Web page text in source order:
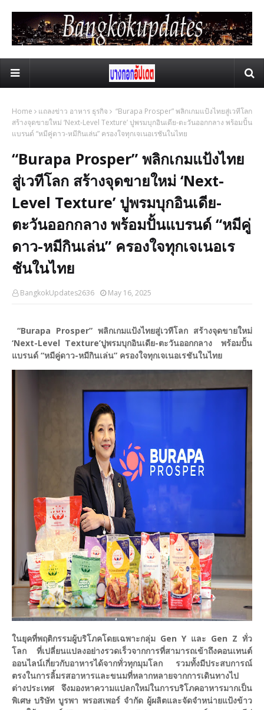
Home แถลงข่าว อาหาร ธุรกิจ
“Burapa Prosper” พลิกเกมแป้งไทยสู่เวทีโลก
สร้างจุดขายใหม่ ‘Next-Level Texture’ ปูพรมบุกอินเดีย-ตะวันออกกลาง พร้อมปั้น
แบรนด์ “หมีคู่ดาว-หมีกินเล่น” ครองใจทุกเจเนอเรชันในไทย
“Burapa Prosper” พลิกเกมแป้งไทย
สู่เวทีโลก สร้างจุดขายใหม่ ‘Next-
Level Texture’ ปูพรมบุกอินเดีย-
ตะวันออกกลาง พร้อมปั้นแบรนด์ “หมีคู่
ดาว-หมีกินเล่น” ครองใจทุกเจเนอเร
ชันในไทย
BangkokUpdates2636 May 16, 2025
“Burapa Prosper” พลิกเกมแป้งไทยสู่เวทีโลก สร้างจุดขายใหม่
‘Next-Level Texture’ปูพรมบุกอินเดีย-ตะวันออกกลาง พร้อมปั้น
แบรนด์ “หมีคู่ดาว-หมีกินเล่น” ครองใจทุกเจเนอเรชันในไทย
ในยุคที่พฤติกรรมผู้บริโภคโดยเฉพาะกลุ่ม Gen Y และ Gen Z ทั่ว
โลก ที่เปลี่ยนแปลงอย่างรวดเร็วจากการที่สามารถเข้าถึงคอนเทนต์
ออนไลน์เกี่ยวกับอาหารได้จากทั่วทุกมุมโลก รวมทั้งมีประสบการณ์
ตรงในการลิ้มรสอาหารและขนมที่หลากหลายจากการเดินทางไป
ต่างประเทศ จึงมองหาความแปลกใหม่ในการบริโภคอาหารมากเป็น
พิเศษ บริษัท บูรพา พรอสเพอร์ จำกัด ผู้ผลิตและจัดจำหน่ายแป้งข้าว